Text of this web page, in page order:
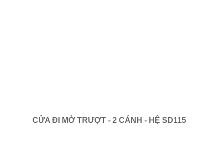
CỬA ĐI MỞ TRƯỢT - 2 CÁNH - HỆ SD115